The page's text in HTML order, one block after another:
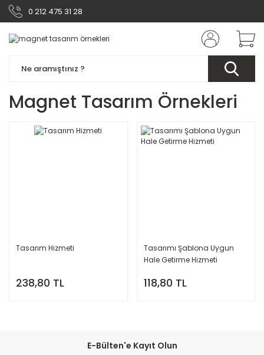
0 212 475 31 28
Magnet Tasarım Örnekleri
Tasarım Hizmeti
238,80 TL
Tasarımı Şablona Uygun
Hale Getirme Hizmeti
118,80 TL
E-Bülten'e Kayıt Olun